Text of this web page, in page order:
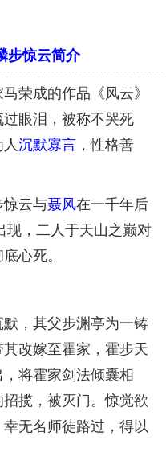
步惊云简介
成的作品《风云》
眼泪，被称不哭死
沉默寡言 ，性格善
云与聂风在一千年后
现，二人于天山之巅对
心死。
，其父步渊亭为一铸
改嫁至霍家，霍步天
将霍家剑法倾囊相
揽，被灭门。惊觉欲
无名师徒路过，得以